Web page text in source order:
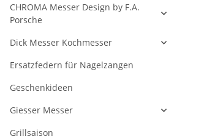
CHROMA Messer Design by F.A.
Porsche
Dick Messer Kochmesser
Ersatzfedern für Nagelzangen
Geschenkideen
Giesser Messer
Grillsaison